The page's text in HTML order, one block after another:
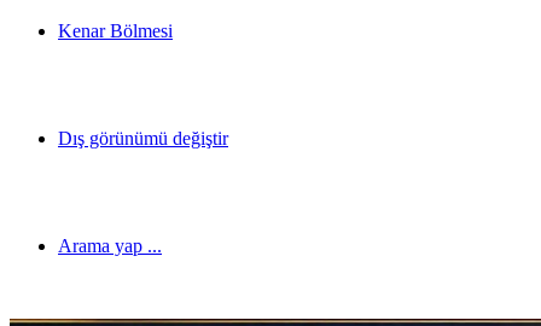
Kenar Bölmesi
Dış görünümü değiştir
Arama yap ...